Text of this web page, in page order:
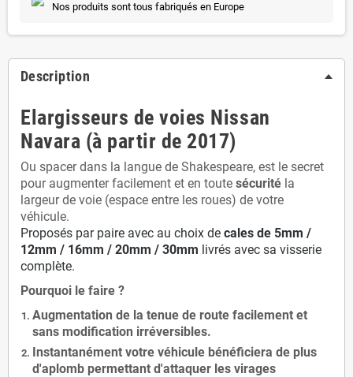
Nos produits sont tous fabriqués en Europe
Description
Elargisseurs de voies Nissan
Navara (à partir de 2017)
Ou spacer dans la langue de Shakespeare, est le secret
pour augmenter facilement et en toute sécurité la
largeur de voie (espace entre les roues) de votre
véhicule.
Proposés par paire avec au choix de cales de 5mm /
12mm / 16mm / 20mm / 30mm livrés avec sa visserie
complète.
Pourquoi le faire ?
Augmentation de la tenue de route facilement et
sans modification irréversibles.
Instantanément votre véhicule bénéficiera de plus
d'aplomb permettant d'attaquer les virages